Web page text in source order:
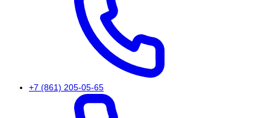
+7 (861) 205-05-65